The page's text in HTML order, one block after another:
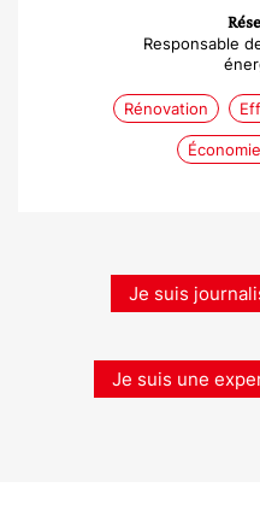
Responsable
Rénovation
Je suis
Je suis une